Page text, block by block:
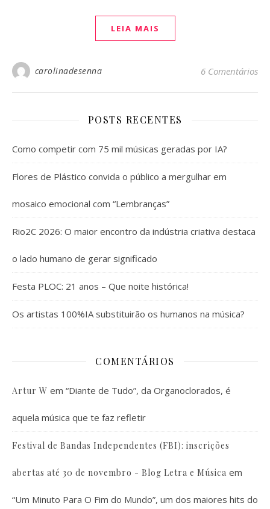
LEIA MAIS
carolinadesenna 6 Comentários
POSTS RECENTES
Como competir com 75 mil músicas geradas por IA?
Flores de Plástico convida o público a mergulhar em
mosaico emocional com “Lembranças”
Rio2C 2026: O maior encontro da indústria criativa destaca
o lado humano de gerar significado
Festa PLOC: 21 anos – Que noite histórica!
Os artistas 100%IA substituirão os humanos na música?
COMENTÁRIOS
Artur W em “Diante de Tudo”, da Organoclorados, é
aquela música que te faz refletir
Festival de Bandas Independentes (FBI): inscrições
abertas até 30 de novembro - Blog Letra e Música em
“Um Minuto Para O Fim do Mundo”, um dos maiores hits do